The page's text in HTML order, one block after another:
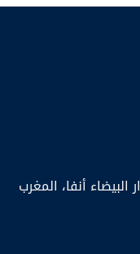
أنفا، المغرب